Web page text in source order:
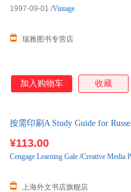
瑞雅图书专营店
1997-09-01 /Vintage
加入购物车 收藏
按需印刷A Study Guide for
¥113.00
上海外文书店旗舰店
Cengage Learning Gale /Creative Media